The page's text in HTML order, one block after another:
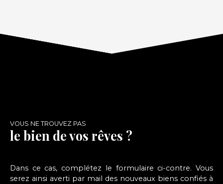
VOUS NE TROUVEZ PAS
le bien de vos rêves ?
Dans ce cas, complétez le formulaire ci-contre. Vous
serez ainsi averti par mail des nouveaux biens confiés à